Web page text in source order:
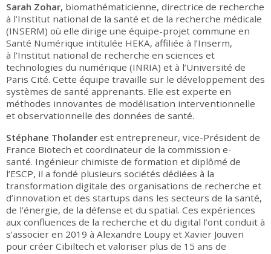
Sarah Zohar, biomathématicienne, directrice de recherche
à l’Institut national de la santé et de la recherche médicale
(INSERM) où elle dirige une équipe-projet commune en
Santé Numérique intitulée HEKA, affiliée à l’Inserm,
à l’Institut national de recherche en sciences et
technologies du numérique (INRIA) et à l’Université de
Paris Cité. Cette équipe travaille sur le développement des
systèmes de santé apprenants. Elle est experte en
méthodes innovantes de modélisation interventionnelle
et observationnelle des données de santé.
Stéphane Tholander est entrepreneur, vice-Président de
France Biotech et coordinateur de la commission e-
santé. Ingénieur chimiste de formation et diplômé de
l’ESCP, il a fondé plusieurs sociétés dédiées à la
transformation digitale des organisations de recherche et
d’innovation et des startups dans les secteurs de la santé,
de l’énergie, de la défense et du spatial. Ces expériences
aux confluences de la recherche et du digital l’ont conduit à
s’associer en 2019 à Alexandre Loupy et Xavier Jouven
pour créer Cibiltech et valoriser plus de 15 ans de